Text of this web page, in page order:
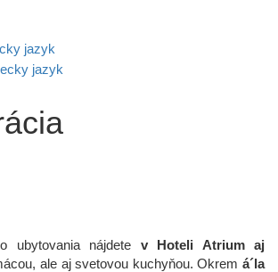
ubytovania nájdete v Hoteli Atrium aj
ale aj svetovou kuchyňou. Okrem á´la